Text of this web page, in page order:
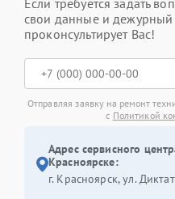
Если требуется задать
свои данные и дежурный
проконсультирует Вас!
Отправляя заявку на ремонт
с Политикой
Адрес сервисного
Красноярске:
г. Красноярск, ул.